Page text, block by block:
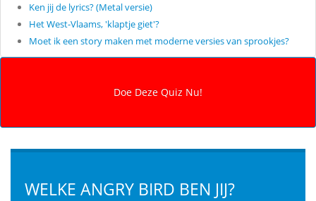
Ken jij de lyrics? (Metal versie)
Het West-Vlaams, 'klaptje giet'?
Moet ik een story maken met moderne versies van sprookjes?
WELKE ANGRY BIRD BEN JIJ?